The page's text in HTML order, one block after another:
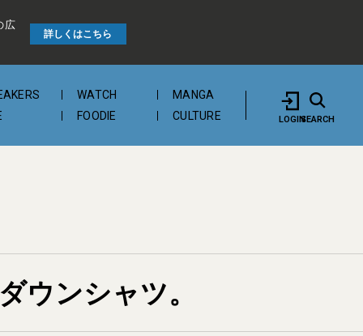
広
詳しくはこちら
WATCH
MANGA
FOODIE CULTURE LOGINSEARCH
ウンシャツ。